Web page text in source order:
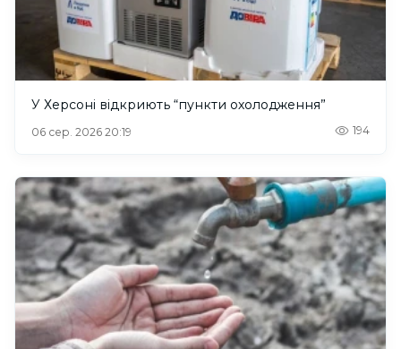
У Херсоні відкриють “пункти охолодження”
06 сер. 2026 20:19 194